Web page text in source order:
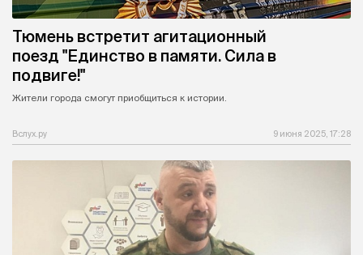
Тюмень встретит агитационный
поезд "Единство в памяти. Сила в
подвиге!"
Жители города смогут приобщиться к истории.
Вслух.ру 9 июня 2025, 17:28